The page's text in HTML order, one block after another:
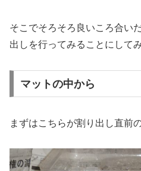
そこでそろそろ良いころ合い
出しを行ってみることにして
マットの中から
まずはこちらが割り出し直前